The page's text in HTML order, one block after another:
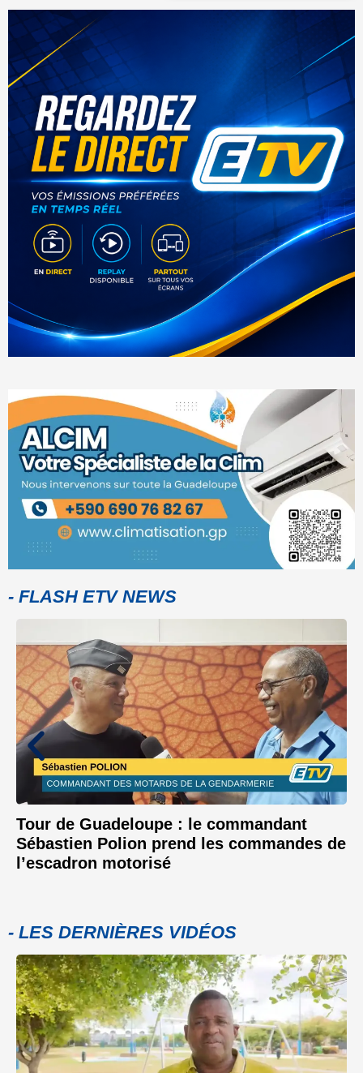
- FLASH ETV NEWS
Tour de Guadeloupe : le commandant
Sébastien Polion prend les commandes de
l’escadron motorisé
- LES DERNIÈRES VIDÉOS